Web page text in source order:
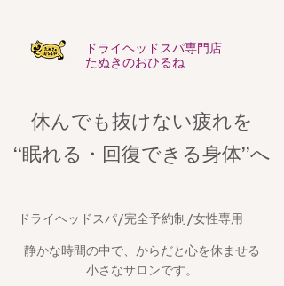
​ドライヘッドスパ専門店
たぬきのおひるね
休んでも抜けない疲れを
​“眠れる・回復できる身体”へ
​ドライヘッドスパ/完全予約制/女性専用
静かな時間の中で、からだと心を休ませる
小さなサロンです。